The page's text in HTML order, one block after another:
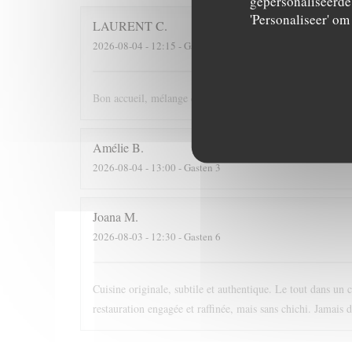
'Personaliseer'
LAURENTC
2026-08-04 - 12:15 - Gasten 2
Bon accueil, mélange des mets étonnant et plaisant.
AmélieB
2026-08-04 - 13:00 - Gasten 3
Joana M
2026-08-03 - 12:30 - Gasten 6
Cuisine originale, subtile et authentique. Le tout dans un
restauration engagée et raffinée, mais sans chichi.